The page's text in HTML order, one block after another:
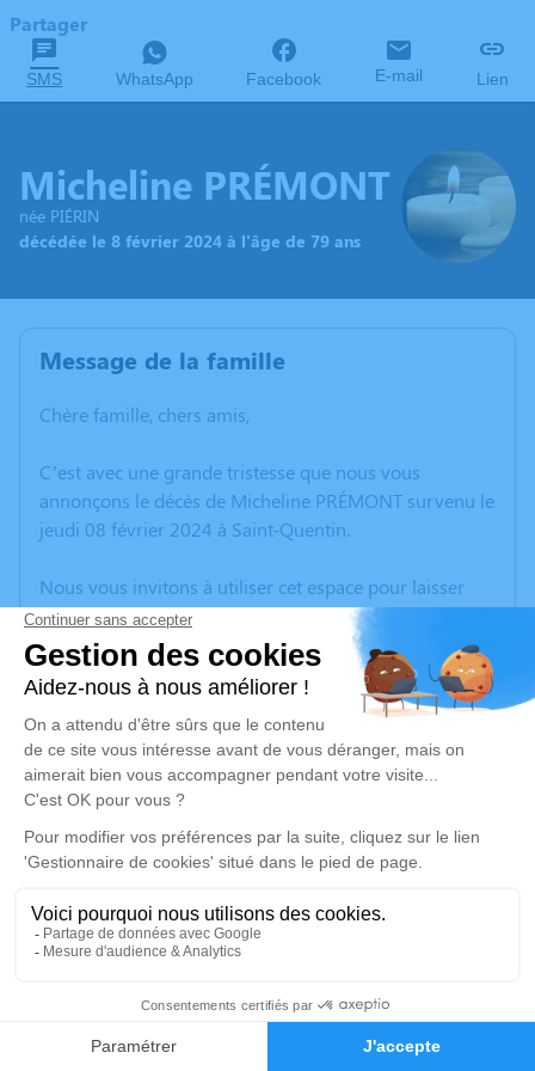
Faire-part Hommages
Partager
SMS WhatsApp Facebook E-mail Lien
Micheline PRÉMONT
née PIÉRIN
décédée le 8 février 2024 à l'âge de 79 ans
Message de la famille
Chère famille, chers amis,
C’est avec une grande tristesse que nous vous
annonçons le décès de Micheline PRÉMONT survenu le
jeudi 08 février 2024 à Saint-Quentin.
Nous vous invitons à utiliser cet espace pour laisser
vos condoléances, partager des photos souvenirs, une
anecdote ou exprimer vos pensées à travers des
poèmes ou des textes. Cet endroit est un lieu
d'expression dédié à honorer la mémoire de Micheline
PRÉMONT.
Un service de plantation d’arbre hommage est
disponible ici.
Je rends hommage
Cérémonie civile
Crématorium de Tergnier Cœur de L’aisne de
Tergnier